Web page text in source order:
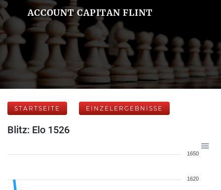
ACCOUNT CAPITAN FLINT
STARTSEITE EINZELERGEBNISSE
Blitz: Elo 1526
1650
1620